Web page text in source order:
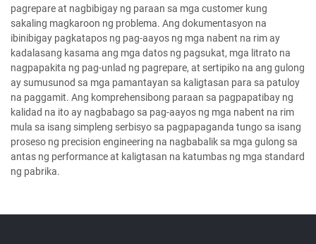
pagrepare at nagbibigay ng paraan sa mga customer kung
sakaling magkaroon ng problema. Ang dokumentasyon na
ibinibigay pagkatapos ng pag-aayos ng mga nabent na rim ay
kadalasang kasama ang mga datos ng pagsukat, mga litrato na
nagpapakita ng pag-unlad ng pagrepare, at sertipiko na ang gulong
ay sumusunod sa mga pamantayan sa kaligtasan para sa patuloy
na paggamit. Ang komprehensibong paraan sa pagpapatibay ng
kalidad na ito ay nagbabago sa pag-aayos ng mga nabent na rim
mula sa isang simpleng serbisyo sa pagpapaganda tungo sa isang
proseso ng precision engineering na nagbabalik sa mga gulong sa
antas ng performance at kaligtasan na katumbas ng mga standard
ng pabrika.